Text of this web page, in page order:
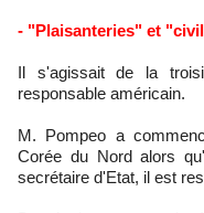
- "Plaisanteries" et
Il s'agissait de la
responsable américain.
M. Pompeo a
Corée du Nord alors
secrétaire d'Etat, il est